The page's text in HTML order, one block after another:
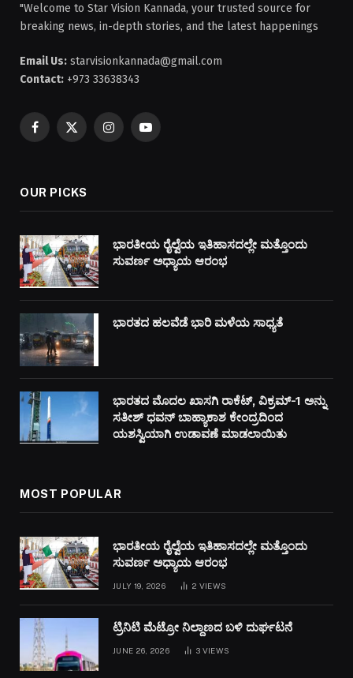
"Welcome to Star Vision Kannada, your trusted source for
breaking news, in-depth stories, and the latest happenings
Email Us: starvisionkannada@gmail.com
Contact: +973 33638343
Facebook
X
InstagramYouTube
OUR PICKS
ಭಾರತೀಯ ರೈಲ್ವೆಯ ಇತಿಹಾಸದಲ್ಲೇ ಮತ್ತೊಂದು
ಸುವರ್ಣ ಅಧ್ಯಾಯ ಆರಂಭ
ಭಾರತದ ಹಲವೆಡೆ ಭಾರಿ ಮಳೆಯ ಸಾಧ್ಯತೆ
ಭಾರತದ ಮೊದಲ ಖಾಸಗಿ ರಾಕೆಟ್, ವಿಕ್ರಮ್-1 ಅನ್ನು
ಸತೀಶ್ ಧವನ್ ಬಾಹ್ಯಾಕಾಶ ಕೇಂದ್ರದಿಂದ
ಯಶಸ್ವಿಯಾಗಿ ಉಡಾವಣೆ ಮಾಡಲಾಯಿತು
MOST POPULAR
ಭಾರತೀಯ ರೈಲ್ವೆಯ ಇತಿಹಾಸದಲ್ಲೇ ಮತ್ತೊಂದು
ಸುವರ್ಣ ಅಧ್ಯಾಯ ಆರಂಭ
JULY 19, 2026 2 VIEWS
ಟ್ರಿನಿಟಿ ಮೆಟ್ರೋ ನಿಲ್ದಾಣದ ಬಳಿ ದುರ್ಘಟನೆ
JUNE 26, 2026 3 VIEWS